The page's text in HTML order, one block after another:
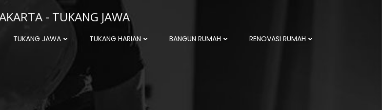
- TUKANG JAWA
TUKANG JAWA TUKANG HARIAN BANGUN RUMAH RENOVASI RUMAH